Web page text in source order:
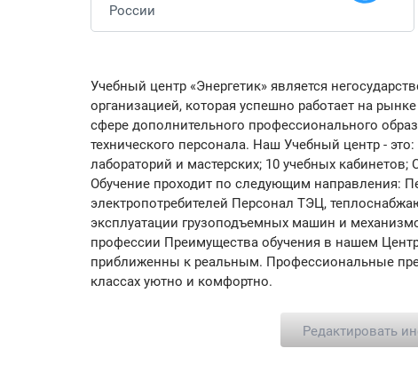
России
Учебный центр «Энергетик» является
организацией, которая успешно работает на
сфере дополнительного профессионального
технического персонала. Наш Учебный центр -
лабораторий и мастерских; 10 учебных
Обучение проходит по следующим направления:
электропотребителей Персонал ТЭЦ,
эксплуатации грузоподъемных машин и
профессии Преимущества обучения в нашем
приближенны к реальным. Профессиональные
классах уютно и комфортно.
Редактировать